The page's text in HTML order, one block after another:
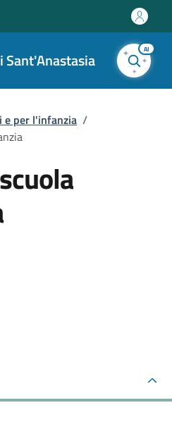
Sant'Anastasia
AI
e per l'infanzia /